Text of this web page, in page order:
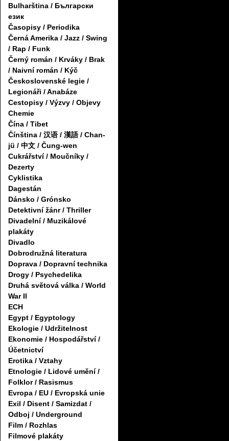
Bulharština / Български
език
Časopisy / Periodika
Černá Amerika / Jazz / Swing
/ Rap / Funk
Černý román / Krváky / Brak
/ Naivní román / Kýč
Československé legie /
Legionáři / Anabáze
Cestopisy / Výzvy / Objevy
Chemie
Čína / Tibet
Čínština / 汉语 / 漢語 / Chan-
jü / 中文 / Čung-wen
Cukrářství / Moučníky /
Dezerty
Cyklistika
Dagestán
Dánsko / Grónsko
Detektivní žánr / Thriller
Divadelní / Muzikálové
plakáty
Divadlo
Dobrodružná literatura
Doprava / Dopravní technika
Drogy / Psychedelika
Druhá světová válka / World
War II
ECH
Egypt / Egyptology
Ekologie / Udržitelnost
Ekonomie / Hospodářství /
Účetnictví
Erotika / Vztahy
Etnologie / Lidové umění /
Folklor / Rasismus
Evropa / EU / Evropská unie
Exil / Disent / Samizdat /
Odboj / Underground
Film / Rozhlas
Filmové plakáty